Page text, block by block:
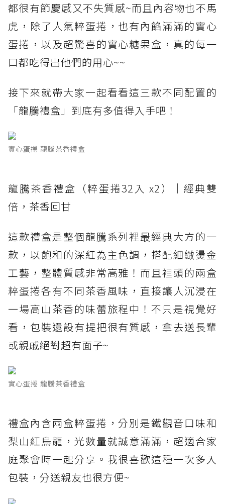
都很有節慶感又不失質感~而且內容物也不馬
虎，除了人氣粹蛋捲，也有內餡滿滿的實心
蛋捲，以及超驚喜的實心糖果盒，真的每一
口都吃得出他們的用心~~
接下來就帶大家一起看看這三款不同配置的
「龍騰禮盒」到底有多值得入手吧！
實心蛋捲 龍騰茶香禮盒
龍騰茶香禮盒（粹蛋捲32入 x2）｜經典雙
倍，茶香回甘
這款禮盒是整個龍騰系列裡最經典大方的一
款，以飽和的深紅為主色調，搭配細緻燙金
工藝，整體質感非常高雅！而且裡頭的兩盒
粹蛋捲各有不同茶香風味，直接讓人沉浸在
一場高山茶香的味蕾旅程中！不只是視覺好
看，包裝還設有提把很有質感，拿去送長輩
或親戚絕對超有面子~
實心蛋捲 龍騰茶香禮盒
禮盒內含兩盒粹蛋捲，分別是鐵觀音口味和
梨山紅烏龍，光數量就誠意滿滿，超適合家
庭聚會時一起分享。我很喜歡這種一次多入
包裝，分送親友也很方便~